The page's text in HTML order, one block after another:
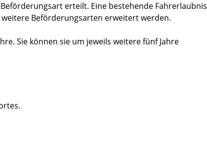
erteilt. Eine bestehende Fahrerlaubnis
Beförderungsarten erweitert werden.
Sie können sie um jeweils weitere fünf Jahre